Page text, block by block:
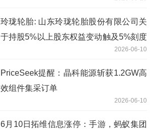
玲珑轮胎: 山东玲珑轮胎股份有限公司关
于持股5%以上股东权益变动触及5%刻度
2026-06-10
PriceSeek提醒：晶科能源斩获1.2GW高
效组件集采订单
2026-06-10
6月10日拓维信息涨停：手游，蚂蚁集团